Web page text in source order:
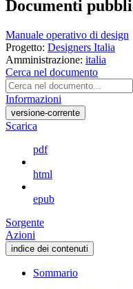
Documenti
Manuale operativo di design
Progetto: Designers Italia
Amministrazione: italia
Cerca nel documento
Informazioni
versione-corrente
Scarica
pdf
html
epub
Sorgente
Azioni
indice dei contenuti
Sommario